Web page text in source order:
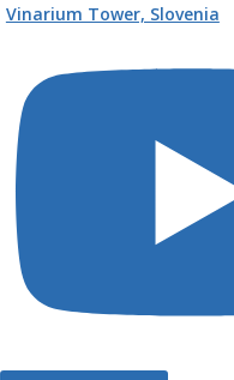
Vinarium Tower, Slovenia